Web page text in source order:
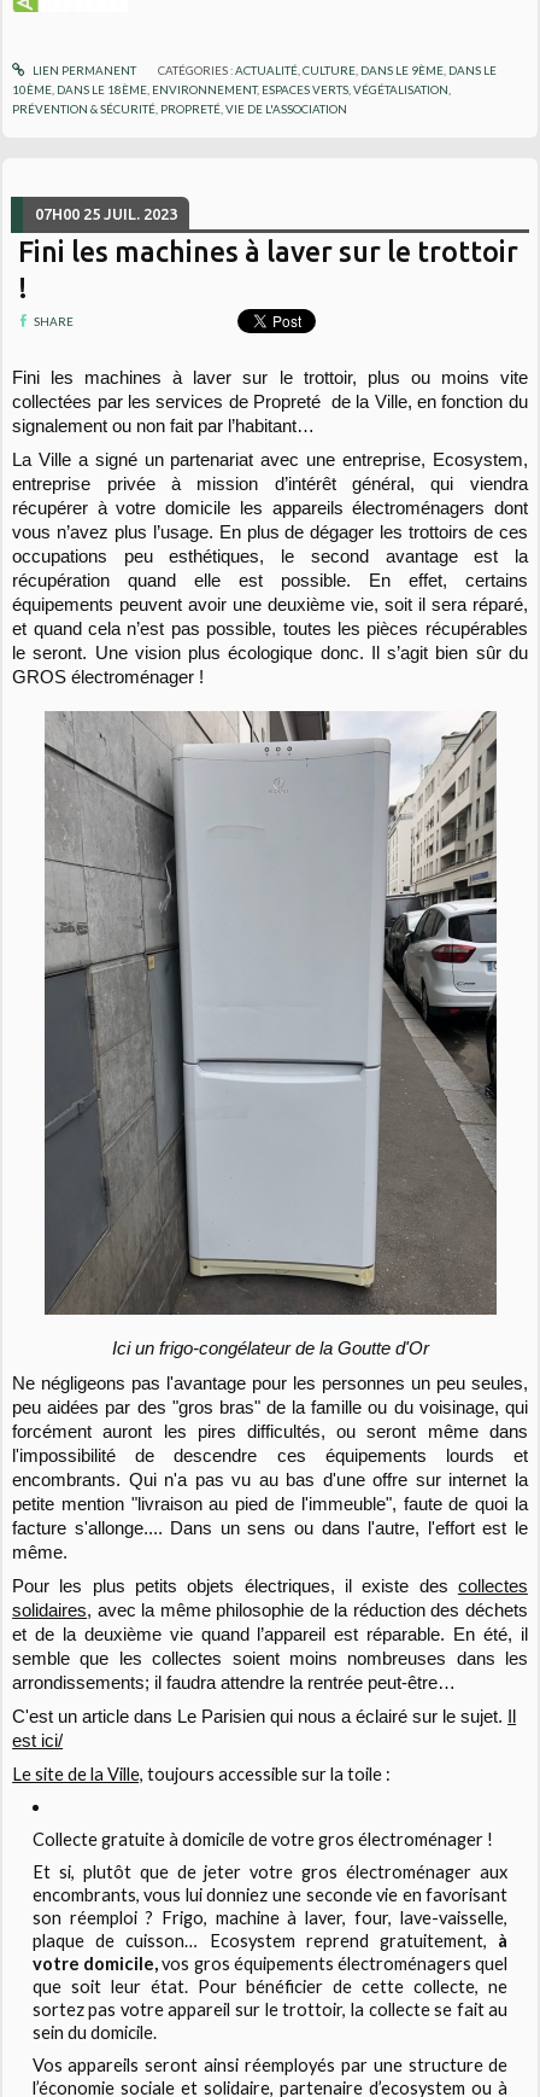
LIEN PERMANENT CATÉGORIES :ACTUALITÉ, CULTURE, DANS LE 9ÈME, DANS LE
10ÈME DANS LE 18ÈME ENVIRONNEMENT, ESPACES VERTS, VÉGÉTALISATION
PRÉVENTION & SÉCURITÉ PROPRETÉ ,VIE DE L'ASSOCIATION
07H00 25 JUIL. 2023
Fini les machines à laver sur le trottoir
!
SHARE
Fini les machines à laver sur le trottoir, plus ou moins vite
collectées par les services de Propreté de la Ville, en fonction du
signalement ou non fait par l’habitant…
La Ville a signé un partenariat avec une entreprise, Ecosystem,
entreprise privée à mission d’intérêt général, qui viendra
récupérer à votre domicile les appareils électroménagers dont
vous n’avez plus l’usage. En plus de dégager les trottoirs de ces
occupations peu esthétiques, le second avantage est la
récupération quand elle est possible. En effet, certains
équipements peuvent avoir une deuxième vie, soit il sera réparé,
et quand cela n’est pas possible, toutes les pièces récupérables
le seront. Une vision plus écologique donc. Il s’agit bien sûr du
GROS électroménager !
Ici un frigo-congélateur de la Goutte d'Or
Ne négligeons pas l'avantage pour les personnes un peu seules,
peu aidées par des "gros bras" de la famille ou du voisinage, qui
forcément auront les pires difficultés, ou seront même dans
l'impossibilité de descendre ces équipements lourds et
encombrants. Qui n'a pas vu au bas d'une offre sur internet la
petite mention "livraison au pied de l'immeuble", faute de quoi la
facture s'allonge.... Dans un sens ou dans l'autre, l'effort est le
même.
Pour les plus petits objets électriques, il existe des collectes
solidaires, avec la même philosophie de la réduction des déchets
et de la deuxième vie quand l’appareil est réparable. En été, il
semble que les collectes soient moins nombreuses dans les
arrondissements; il faudra attendre la rentrée peut-être…
C'est un article dans Le Parisien qui nous a éclairé sur le sujet.
est ici/
Le site de la Ville, toujours accessible sur la toile :
Collecte gratuite à domicile de votre gros électroménager !
Et si, plutôt que de jeter votre gros électroménager aux
encombrants, vous lui donniez une seconde vie en favorisant
son réemploi ? Frigo, machine à laver, four, lave-vaisselle,
plaque de cuisson… Ecosystem reprend gratuitement, à
votre domicile,vos gros équipements électroménagers quel
que soit leur état. Pour bénéficier de cette collecte, ne
sortez pas votre appareil sur le trottoir, la collecte se fait au
sein du domicile.
Vos appareils seront ainsi réemployés par une structure de
l’économie sociale et solidaire, partenaire d’ecosystem ou à